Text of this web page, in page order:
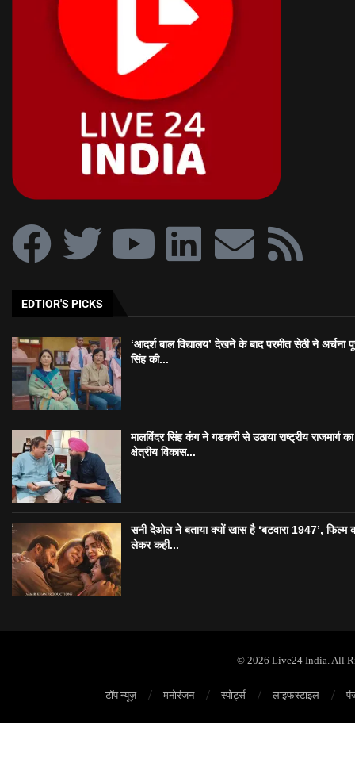
EDTIOR'S PICKS
‘आदर्श बाल विद्यालय’ देखने के बाद परमीत सेठी ने अर्चना
सिंह की...
मालविंदर सिंह कंग ने गडकरी से उठाया राष्ट्रीय राजमार्ग का
क्षेत्रीय विकास...
सनी देओल ने बताया क्यों खास है ‘बटवारा 1947’, फिल्म
लेकर कही...
© 2026 Live24 India. All
टॉप न्यूज़ मनोरंजन स्पोर्ट्स लाइफस्टाइल